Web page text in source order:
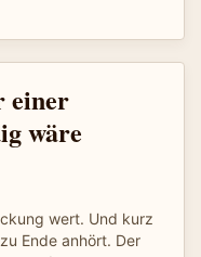
einer
wäre
wert. Und kurz
Ende anhört. Der